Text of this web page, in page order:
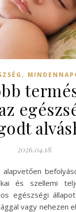
,
2026.04.18.
és szellemi
egészségi
vagy nehezen